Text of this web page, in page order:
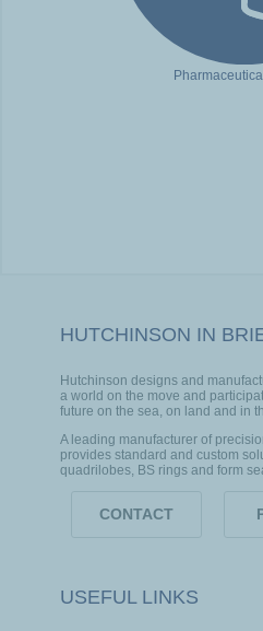
HUTCHINSON IN
Hutchinson designs and
a world on the move and
future on the sea, on land and in
A leading manufacturer of
provides standard and custom
quadrilobes, BS rings and form
CONTACT
USEFUL LINKS